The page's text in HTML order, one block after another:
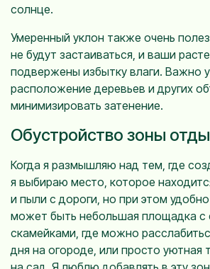
солнце.
Умеренный уклон также очень
не будут застаиваться, и ваши
подвержены избытку влаги. Важно
расположение деревьев и других
минимизировать затенение.
Обустройство зоны
Когда я размышляю над тем, где
я выбираю место, которое
и пыли с дороги, но при этом
может быть небольшая площадка с
скамейками, где можно
дня на огороде, или просто уютная